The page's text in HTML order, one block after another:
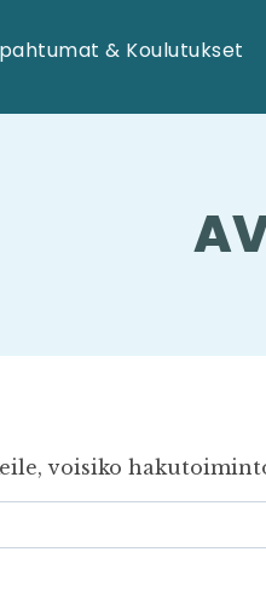
& Koulutukset
voisiko